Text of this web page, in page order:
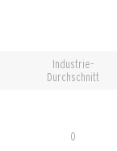
Industrie-
Durchschnitt
0